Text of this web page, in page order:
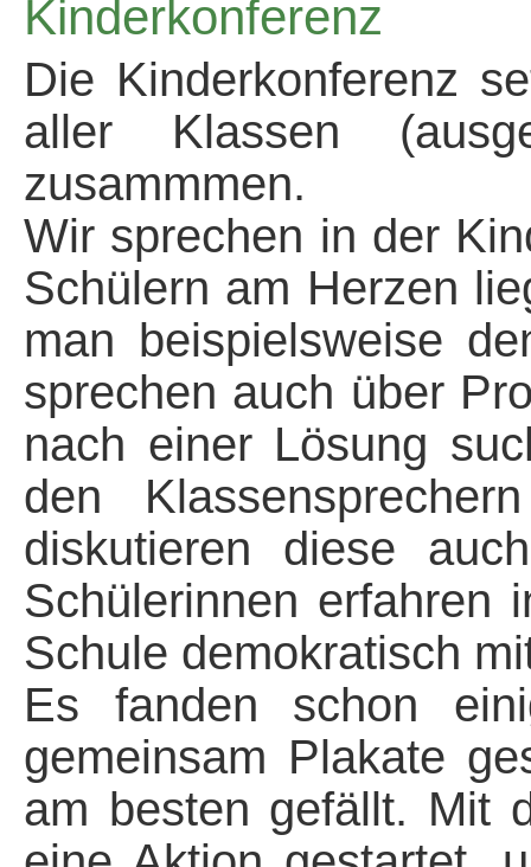
Kinderkonferenz
Die Kinderkonferenz
aller Klassen
zusammmen.
Wir sprechen in der
Schülern am Herzen
man beispielsweise
sprechen auch über
nach einer Lösung
den
diskutieren diese
Schülerinnen erfahren
Schule demokratisch
Es fanden schon
gemeinsam Plakate
am besten gefällt. Mit